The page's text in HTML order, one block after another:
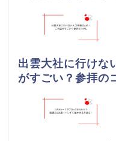
出雲大社に行けな
がすごい？参拝の